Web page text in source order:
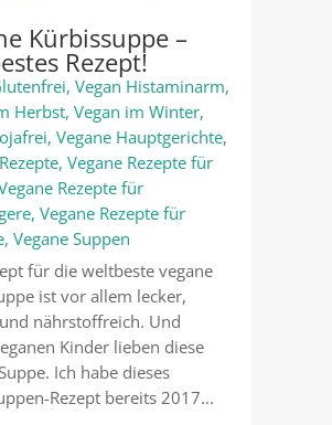
Kürbissuppe –
Rezept!
, Vegan Histaminarm,
Herbst, Vegan im Winter,
, Vegane Hauptgerichte,
, Vegane Rezepte für
Rezepte für
, Vegane Rezepte für
, Vegane Suppen
für die weltbeste vegane
ist vor allem lecker,
nährstoffreich. Und
Kinder lieben diese
Ich habe dieses
Rezept bereits 2017...